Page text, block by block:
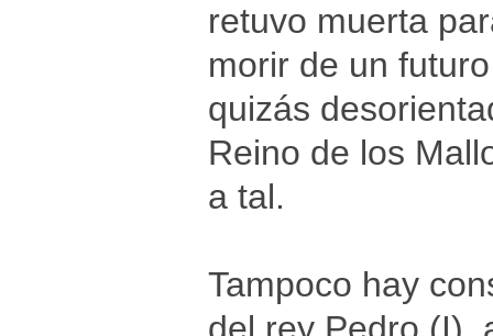
retuvo muerta
morir de un
quizás
Reino de los
a tal.
Tampoco hay